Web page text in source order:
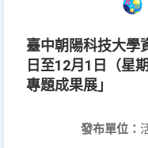
臺中朝陽科技大學
日至12月1日（星
專題成果展」
發布單位：